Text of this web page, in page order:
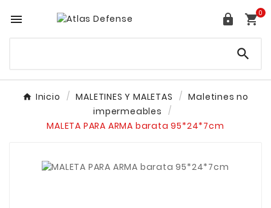
  0

Inicio MALETINES Y MALETAS
Maletines no
impermeables
MALETA PARA ARMA barata 95*24*7cm